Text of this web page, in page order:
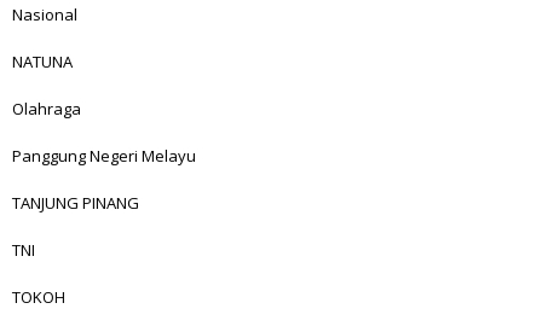
Nasional
NATUNA
Olahraga
Panggung Negeri Melayu
TANJUNG PINANG
TNI
TOKOH